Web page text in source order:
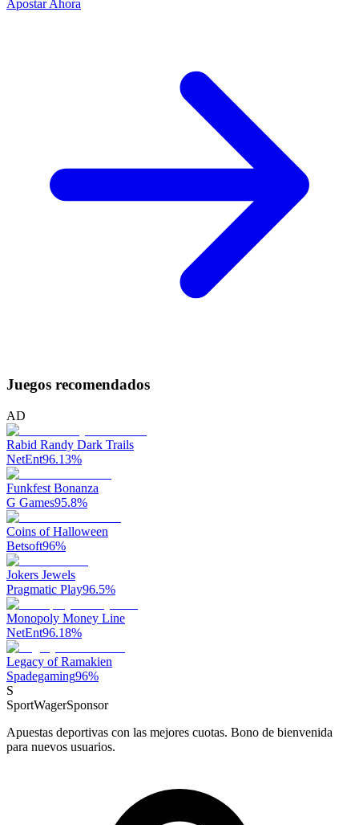
Apostar Ahora
Juegos recomendados
AD
Rabid Randy Dark Trails
NetEnt96.13%
Funkfest Bonanza
G Games95.8%
Coins of Halloween
Betsoft96%
Jokers Jewels
Pragmatic Play96.5%
Monopoly Money Line
NetEnt96.18%
Legacy of Ramakien
Spadegaming96%
S
SportWagerSponsor
Apuestas deportivas con las mejores cuotas. Bono de bienvenida
para nuevos usuarios.